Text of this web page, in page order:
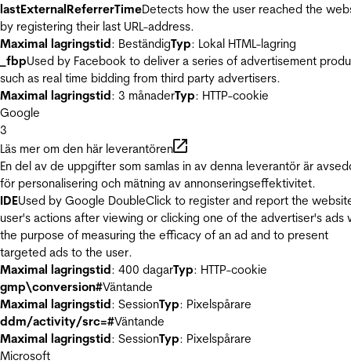
lastExternalReferrerTimeDetects how the user reached the
by registering their last URL-address.
Maximal lagringstid: BeständigTyp: Lokal HTML-lagring
_fbpUsed by Facebook to deliver a series of advertisement
such as real time bidding from third party advertisers.
Maximal lagringstid: 3 månaderTyp: HTTP-cookie
Google
3
Läs mer om den här leverantören
En del av de uppgifter som samlas in av denna leverantör är
för personalisering och mätning av annonseringseffektivitet.
IDEUsed by Google DoubleClick to register and report the
user's actions after viewing or clicking one of the advertiser's ads
the purpose of measuring the efficacy of an ad and to present
targeted ads to the user.
Maximal lagringstid: 400 dagarTyp: HTTP-cookie
gmp\conversion#Väntande
Maximal lagringstid: SessionTyp: Pixelspårare
ddm/activity/src=#Väntande
Maximal lagringstid: SessionTyp: Pixelspårare
Microsoft